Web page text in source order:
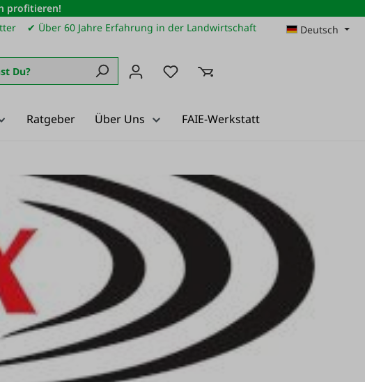
profitieren!
✔ Über 60 Jahre Erfahrung in der Landwirtschaft Deutsch
Du hast 0 Produkte auf dem
Ratgeber Über Uns FAIE-Werkstatt